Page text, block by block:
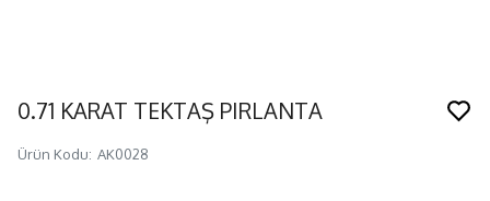
0.71 KARAT TEKTAŞ PIRLANTA
Ürün Kodu: AK0028